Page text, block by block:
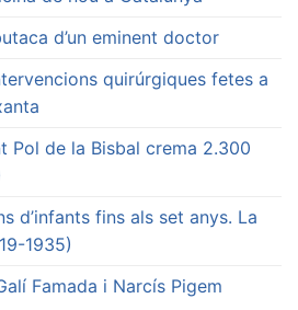
d’un eminent doctor
quirúrgiques fetes a
Pol de la Bisbal crema 2.300
d’infants fins als set anys. La
1935)
Famada i Narcís Pigem